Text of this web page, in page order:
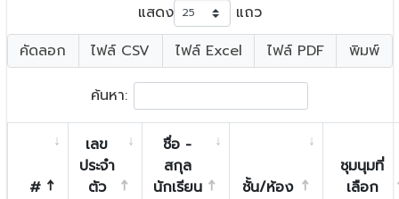
แสดง
แถว
คัดลอก
ไฟล์ CSV ไฟล์ Excel ไฟล์ PDF พิมพ์
ค้นหา:
#
เลข
ประจำ
ตัว
ชื่อ -
สกุล
นักเรียน
ชั้น/ห้อง
ชุมนุมที่
เลือก